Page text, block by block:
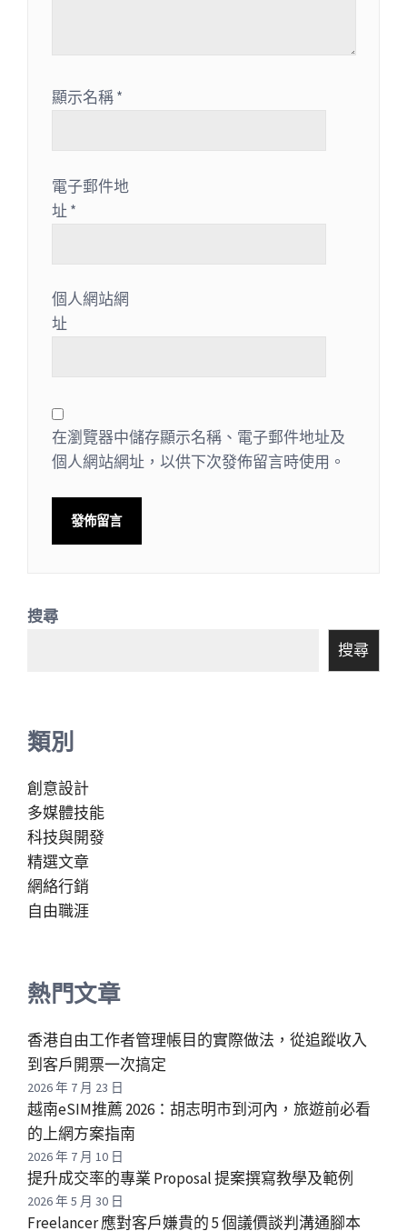
顯示名稱*
電子郵件地
址 *
個人網站網
址
在瀏覽器中儲存顯示名稱、電子郵件地址及
個人網站網址，以供下次發佈留言時使用。
搜尋
搜尋
類別
創意設計
多媒體技能
科技與開發
精選文章
網絡行銷
自由職涯
熱門文章
香港自由工作者管理帳目的實際做法，從追蹤收入
到客戶開票一次搞定
2026 年 7 月 23 日
越南eSIM推薦 2026：胡志明市到河內，旅遊前必看
的上網方案指南
2026 年 7 月 10 日
提升成交率的專業 Proposal 提案撰寫教學及範例
2026 年 5 月 30 日
Freelancer 應對客戶嫌貴的 5 個議價談判溝通腳本